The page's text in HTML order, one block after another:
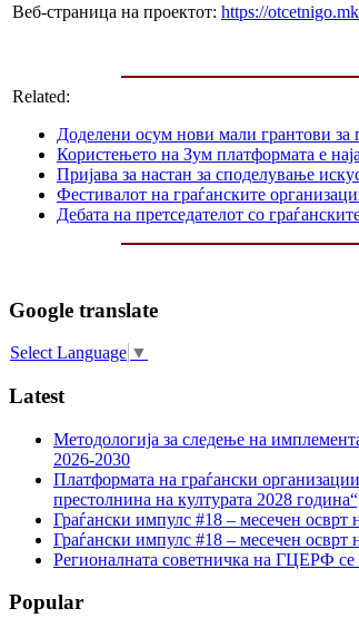
Веб-страница на проектот: https://otcetnigo.mk
Related:
Доделени осум нови мали грантови за
Користењето на Зум платформата е
Пријава за настан за споделување
Фестивалот на граѓанските
Дебата на претседателот со
Google translate
Select Language ▼
Latest
Методологија за следење на
2026-2030
Платформата на граѓански
престолнина на културата 2028
Граѓански импулс #18 – месечен осврт
Граѓански импулс #18 – месечен осврт
Регионалната советничка на ГЦЕРФ
Popular